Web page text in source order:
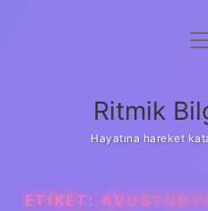
Yasal
Ritmik
Hayatına hareket
ETIKET: